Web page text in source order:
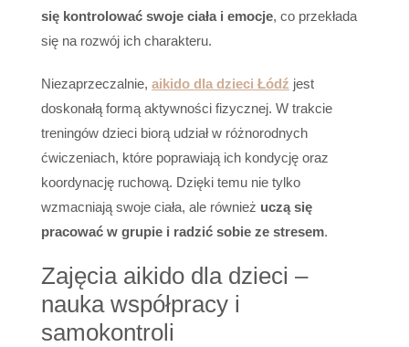
się kontrolować swoje ciała i emocje, co przekłada
się na rozwój ich charakteru.
Niezaprzeczalnie, aikido dla dzieci Łódź jest
doskonałą formą aktywności fizycznej. W trakcie
treningów dzieci biorą udział w różnorodnych
ćwiczeniach, które poprawiają ich kondycję oraz
koordynację ruchową. Dzięki temu nie tylko
wzmacniają swoje ciała, ale również uczą się
pracować w grupie i radzić sobie ze stresem.
Zajęcia aikido dla dzieci –
nauka współpracy i
samokontroli